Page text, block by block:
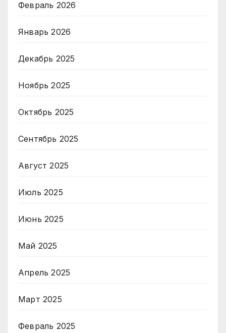
Февраль 2026
Январь 2026
Декабрь 2025
Ноябрь 2025
Октябрь 2025
Сентябрь 2025
Август 2025
Июль 2025
Июнь 2025
Май 2025
Апрель 2025
Март 2025
Февраль 2025